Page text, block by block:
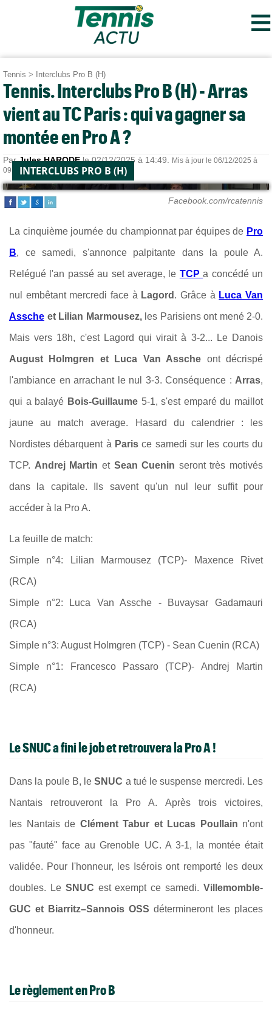
≡
Tennis > Interclubs Pro B (H)
Tennis. Interclubs Pro B (H) - Arras
vient au TC Paris : qui va gagner sa
montée en Pro A ?
ParJules HARODEle 02/12/2025 à 14:49.
Mis à jour le 06/12/2025 à
09:29.INTERCLUBS PRO B (H)
Facebook.com/rcatennis
La cinquième journée du championnat par équipes de Pro
B, ce samedi, s'annonce palpitante dans la poule A.
Relégué l'an passé au set average, le TCPa concédé un
nul embêtant mercredi face à Lagord . Grâce à Luca Van
Assche et Lilian Marmousez, les Parisiens ont mené 2-0.
Mais vers 18h, c'est Lagord qui virait à 3-2... Le Danois
August Holmgren et Luca Van Assche ont décrispé
l'ambiance en arrachant le nul 3-3. Conséquence : Arras,
qui a balayé Bois-Guillaume5-1, s'est emparé du maillot
jaune au match average. Hasard du calendrier : les
Nordistes débarquent à Parisce samedi sur les courts du
TCP. Andrej Martin et Sean Cuenin seront très motivés
dans la capitale. Ils savent qu'un nul leur suffit pour
accéder à la Pro A.
La feuille de match:
Simple n°4: Lilian Marmousez (TCP)- Maxence Rivet
(RCA)
Simple n°2: Luca Van Assche - Buvaysar Gadamauri
(RCA)
Simple n°3: August Holmgren (TCP) - Sean Cuenin (RCA)
Simple n°1: Francesco Passaro (TCP)- Andrej Martin
(RCA)
Le SNUC a fini le job et retrouvera la Pro A !
Dans la poule B, leSNUC a tué le suspense mercredi. Les
Nantais retrouveront la Pro A. Après trois victoires,
les Nantais de Clément Tabur et Lucas Poullain n'ont
pas "fauté" face au Grenoble UC. A 3-1, la montée était
validée. Pour l'honneur, les Isérois ont remporté les deux
doubles. Le SNUC est exempt ce samedi.Villemomble-
GUC et Biarritz–Sannois OSS détermineront les places
d'honneur.
Le règlement en Pro B